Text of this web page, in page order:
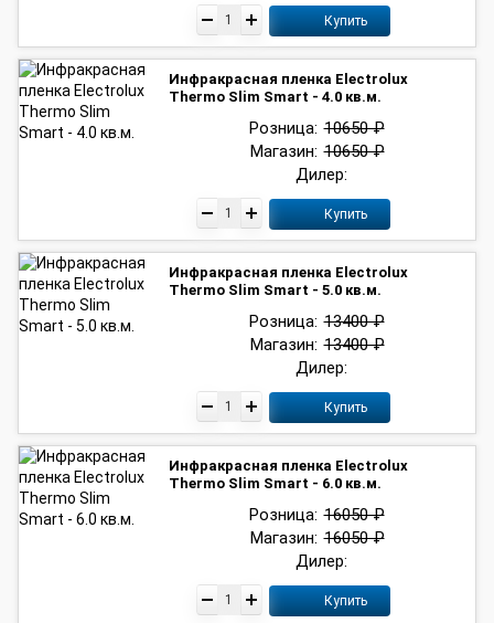
Купить
Инфракрасная пленка Electrolux
Thermo Slim Smart - 4.0 кв.м.
Дилер:
Розница: 10650 ₽
Магазин: 10650 ₽
Купить
Инфракрасная пленка Electrolux
Thermo Slim Smart - 5.0 кв.м.
Дилер:
Розница: 13400 ₽
Магазин: 13400 ₽
Купить
Инфракрасная пленка Electrolux
Thermo Slim Smart - 6.0 кв.м.
Дилер:
Розница: 16050 ₽
Магазин: 16050 ₽
Купить